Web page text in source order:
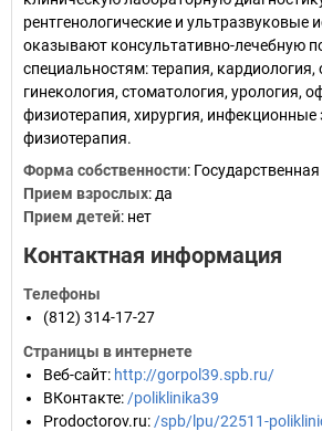
рентгенологические и ультразвуковые
оказывают консультативно-лечебную
специальностям: терапия, кардиология,
гинекология, стоматология, урология,
физиотерапия, хирургия, инфекционные
физиотерапия.
Форма собственности: Государственная
Прием взрослых: да
Прием детей: нет
Контактная информация
Телефоны
(812) 314-17-27
Страницы в интернете
Веб-сайт: http://gorpol39.spb.ru/
ВКонтакте: /poliklinika39
Prodoctorov.ru: /spb/lpu/22511-